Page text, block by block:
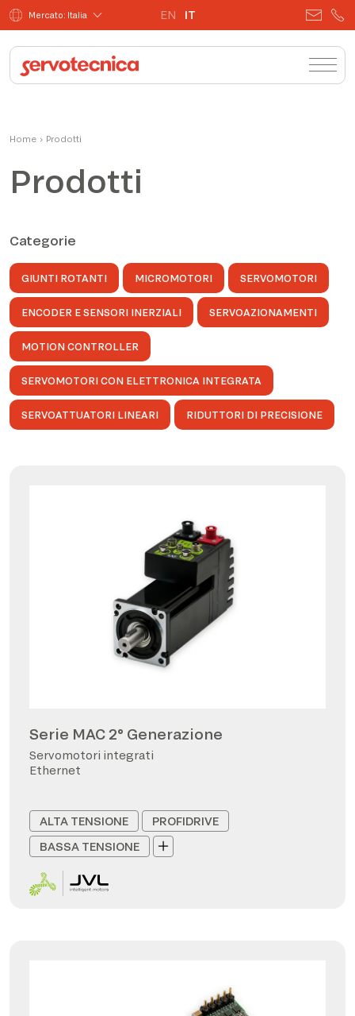
Mercato: Italia EN IT
Home › Prodotti
Prodotti
Categorie
GIUNTI ROTANTI MICROMOTORI SERVOMOTORI
ENCODER E SENSORI INERZIALI SERVOAZIONAMENTI
MOTION CONTROLLER
SERVOMOTORI CON ELETTRONICA INTEGRATA
SERVOATTUATORI LINEARI RIDUTTORI DI PRECISIONE
Serie MAC 2° Generazione
Servomotori integrati
Ethernet
ALTA TENSIONE
PROFIDRIVE
BASSA TENSIONE